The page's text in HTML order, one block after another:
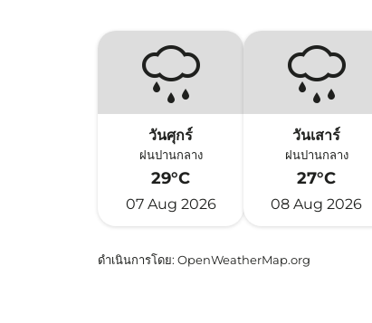
วันศุกร์
ฝนปานกลาง
29°C
07 Aug 2026
วันเสาร์
ฝนปานกลาง
27°C
08 Aug 2026
ดำเนินการโดย: OpenWeatherMap.org